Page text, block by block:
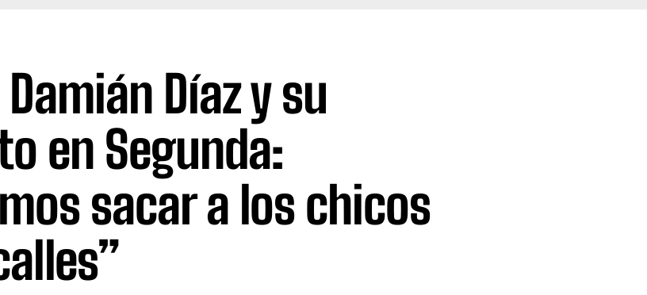
Damián Díaz y su
en Segunda:
sacar a los chicos